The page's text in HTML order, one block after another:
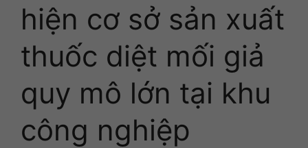
hiện cơ sở sản xuất
thuốc diệt mối giả
quy mô lớn tại khu
công nghiệp